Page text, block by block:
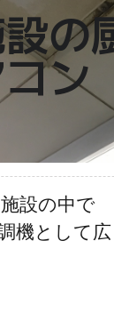
ン
設の中で
機として